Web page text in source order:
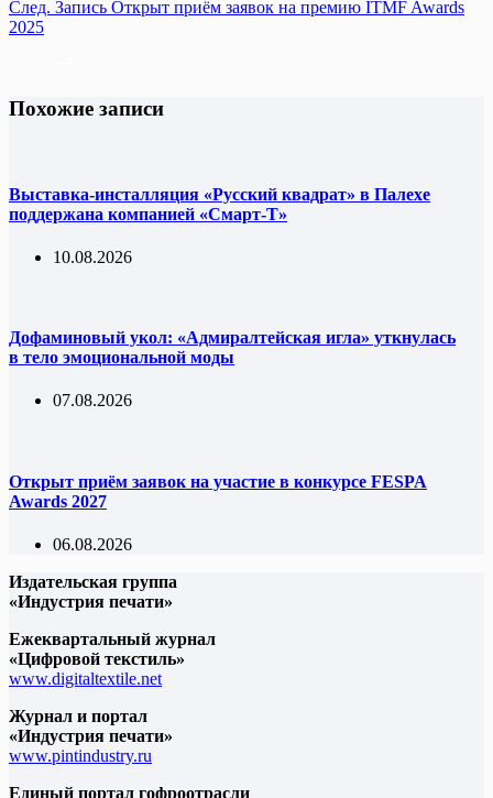
След. Запись Открыт приём заявок на премию ITMF Awards
2025
Похожие записи
Выставка-инсталляция «Русский квадрат» в Палехе
поддержана компанией «Смарт-Т»
10.08.2026
Дофаминовый укол: «Адмиралтейская игла» уткнулась
в тело эмоциональной моды
07.08.2026
Открыт приём заявок на участие в конкурсе FESPA
Awards 2027
06.08.2026
Издательская группа
«Индустрия печати»
Ежеквартальный журнал
«Цифровой текстиль»
www.digitaltextile.net
Журнал и портал
«Индустрия печати»
www.pintindustry.ru
Единый портал гофроотрасли